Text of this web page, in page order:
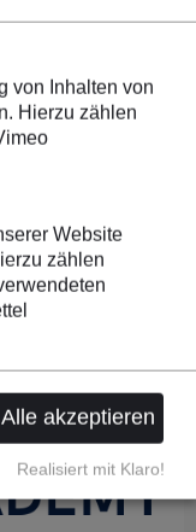
werden.
und auf
von Inhalten von
Hierzu zählen
Website
zählen
Alle akzeptieren
Realisiert mit Klaro!